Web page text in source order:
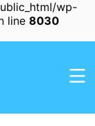
wp-
line 8030